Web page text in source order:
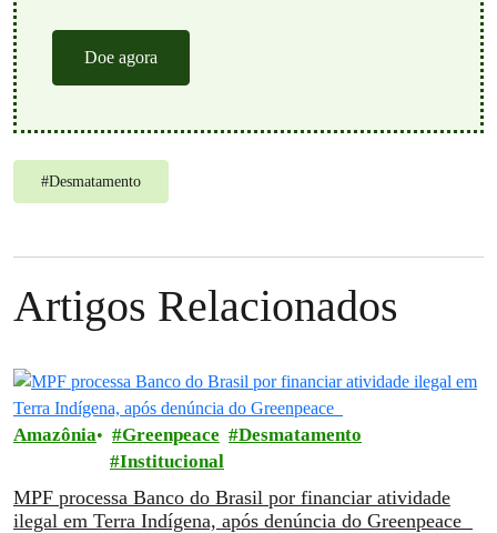
Doe agora
#Desmatamento
Artigos Relacionados
Amazônia Greenpeace
Desmatamento
Institucional
MPF processa Banco do Brasil por financiar atividade
ilegal em Terra Indígena, após denúncia do Greenpeace